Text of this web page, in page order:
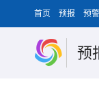
首页 预报 预警
预